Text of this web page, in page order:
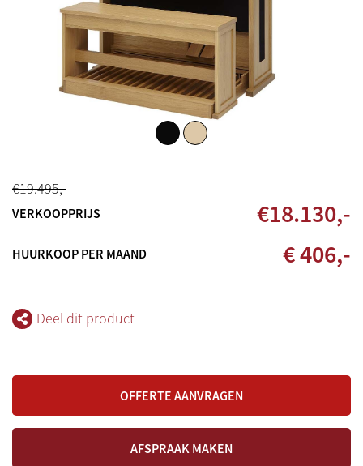
€19.495,-
VERKOOPPRIJS €18.130,-
HUURKOOP PER MAAND € 406,-
Deel dit product
OFFERTE AANVRAGEN
AFSPRAAK MAKEN